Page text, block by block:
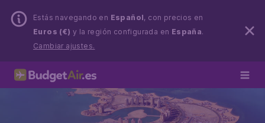
Estás navegando en Español, con precios en
Euros (€) y la región configurada en España.
Cambiar ajustes.